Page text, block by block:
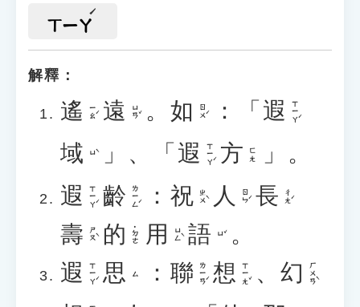
ㄒㄧㄚ
解釋：
遙 ㄧㄠˊ 遠 ㄩㄢˇ 。 如 ㄖㄨˊ ：「 遐 ㄒㄧㄚˊ
域 ㄩˋ 」、「 遐 ㄒㄧㄚˊ 方 ㄈㄤ
」。
遐 ㄒㄧㄚˊ 齡 ㄌㄧㄥˊ ： 祝 ㄓㄨˋ 人 ㄖㄣˊ 長 ㄔㄤˊ
壽 ㄕㄡˋ 的 ˙ㄉㄜ 用 ㄩㄥˋ 語 ㄩˇ
。
遐 ㄒㄧㄚˊ 思 ㄙ ： 聯 ㄌㄧㄢˊ 想 ㄒㄧㄤˇ 、 幻 ㄏㄨㄢˋ